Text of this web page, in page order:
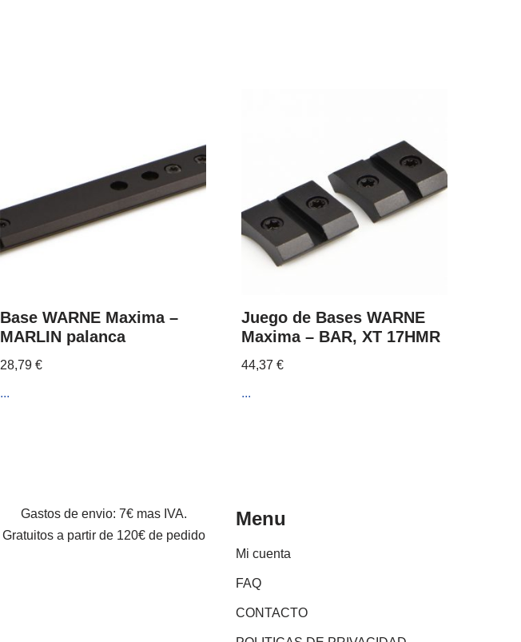
Base WARNE Maxima –
MARLIN palanca
28,79 €
...
Juego de Bases WARNE
Maxima – BAR, XT 17HMR
44,37€
...
Gastos de envio: 7€ mas IVA.
Gratuitos a partir de 120€ de pedido
Menu
Mi cuenta
FAQ
CONTACTO